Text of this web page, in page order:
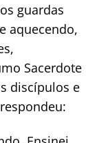
guardas
aquecendo,
Sacerdote
discípulos e